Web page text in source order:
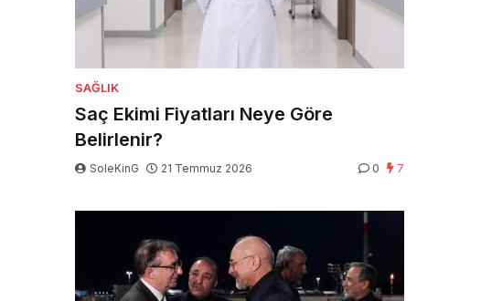
SAĞLIK
Saç Ekimi Fiyatları Neye Göre
Belirlenir?
SoleKinG 21 Temmuz 2026 0 7